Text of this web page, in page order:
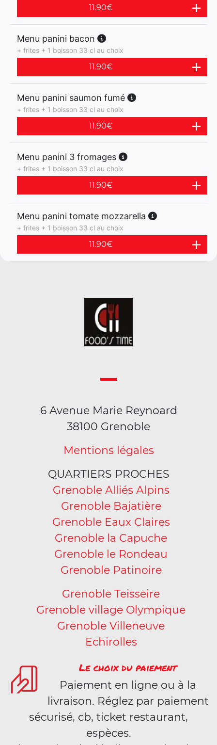
11.90€
Menu panini bacon
+ frites + 1 boisson 33 cl au choix
11.90€
Menu panini saumon fumé
+ frites + 1 boisson 33 cl au choix
11.90€
Menu panini 3 fromages
+ frites + 1 boisson 33 cl au choix
11.90€
Menu panini tomate mozzarella
+ frites + 1 boisson 33 cl au choix
11.90€
6 Avenue Marie Reynoard
38100 Grenoble
Mentions légales
QUARTIERS PROCHES
Grenoble Alliés Alpins
Grenoble Bajatière
Grenoble Eaux Claires
Grenoble la Capuche
Grenoble le Rondeau
Grenoble Patinoire
Grenoble Teisseire
Grenoble village Olympique
Grenoble Villeneuve
Echirolles
Le choix du paiement
Paiement en ligne ou à la
livraison. Réglez par paiement
sécurisé, cb, ticket restaurant,
espèces.